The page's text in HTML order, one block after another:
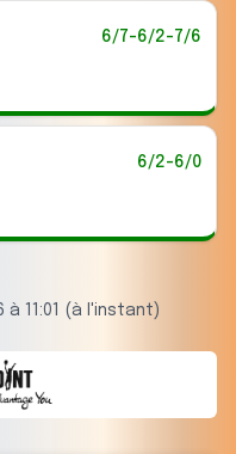
6/7-6/2-7/6
6/2-6/0
à 11:01 (à l'instant)